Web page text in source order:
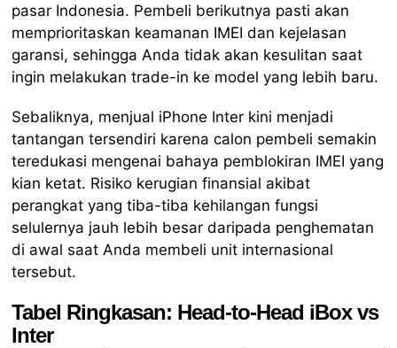
pasar Indonesia. Pembeli berikutnya pasti akan
memprioritaskan keamanan IMEI dan kejelasan
garansi, sehingga Anda tidak akan kesulitan saat
ingin melakukan trade-in ke model yang lebih baru.
Sebaliknya, menjual iPhone Inter kini menjadi
tantangan tersendiri karena calon pembeli semakin
teredukasi mengenai bahaya pemblokiran IMEI yang
kian ketat. Risiko kerugian finansial akibat
perangkat yang tiba-tiba kehilangan fungsi
selulernya jauh lebih besar daripada penghematan
di awal saat Anda membeli unit internasional
tersebut.
Tabel Ringkasan: Head-to-Head iBox vs
Inter